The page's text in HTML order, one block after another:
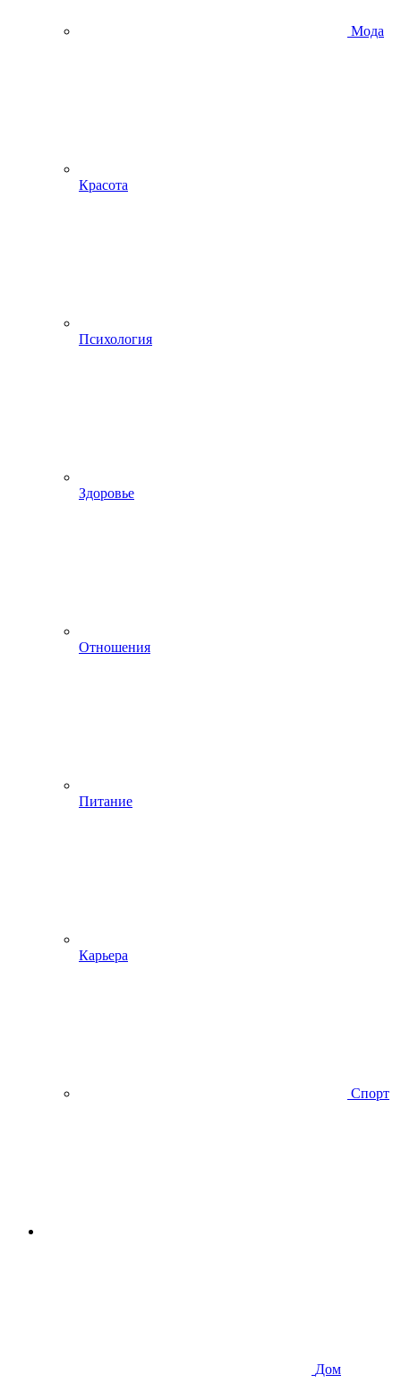
Мода
Красота
Психология
Здоровье
Отношения
Питание
Карьера
Спорт
Дом